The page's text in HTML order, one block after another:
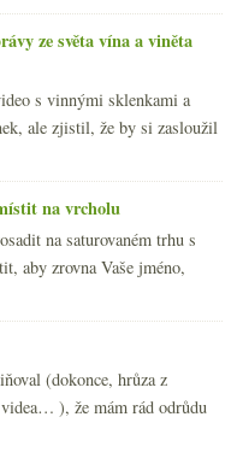
ze světa vína a viněta
s vinnými sklenkami a
ale zjistil, že by si zasloužil
na vrcholu
na saturovaném trhu s
aby zrovna Vaše jméno,
(dokonce, hrůza z
), že mám rád odrůdu